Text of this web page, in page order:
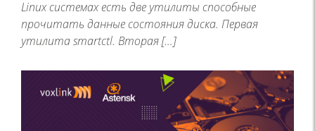
Linux системах есть две утилиты способные
прочитать данные состояния диска. Первая
утилита smartctl. Вторая […]